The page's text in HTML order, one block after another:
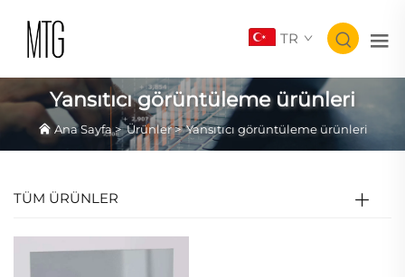
TR
Yansıtıcı görüntüleme ürünleri
Ana Sayfa>Ürünler>Yansıtıcı görüntüleme ürünleri
TÜM ÜRÜNLER